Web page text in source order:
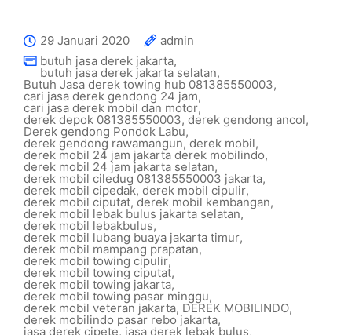
29 Januari 2020
admin
butuh jasa derek jakarta,
butuh jasa derek jakarta selatan,
Butuh Jasa derek towing hub 081385550003,
cari jasa derek gendong 24 jam,
cari jasa derek mobil dan motor,
derek depok 081385550003, derek gendong ancol,
Derek gendong Pondok Labu,
derek gendong rawamangun,derek mobil,
derek mobil 24 jam jakarta derek mobilindo,
derek mobil 24 jam jakarta selatan,
derek mobil ciledug 081385550003 jakarta,
derek mobil cipedak, derek mobil cipulir,
derek mobil ciputat, derek mobil kembangan,
derek mobil lebak bulus jakarta selatan,
derek mobil lebakbulus,
derek mobil lubang buaya jakarta timur,
derek mobil mampang prapatan,
derek mobil towing cipulir,
derek mobil towing ciputat,
derek mobil towing jakarta,
derek mobil towing pasar minggu,
derek mobil veteran jakarta, DEREK MOBILINDO,
derek mobilindo pasar rebo jakarta,
jasa derek cipete, jasa derek lebak bulus,